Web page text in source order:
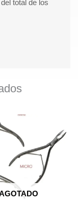
total de los
de